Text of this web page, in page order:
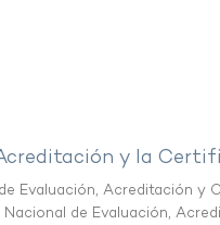
y la
Evaluación, Acreditación y
Nacional de Evaluación,